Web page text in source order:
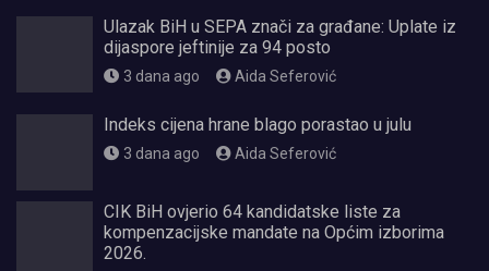
Ulazak BiH u SEPA znači za građane: Uplate iz
dijaspore jeftinije za 94 posto
3 dana ago Aida Seferović
Indeks cijena hrane blago porastao u julu
3 dana ago Aida Seferović
CIK BiH ovjerio 64 kandidatske liste za
kompenzacijske mandate na Općim izborima
2026.